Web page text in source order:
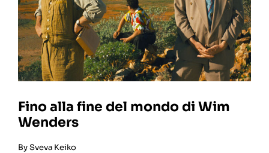
Fino alla fine del mondo di Wim
Wenders
BySveva Keiko